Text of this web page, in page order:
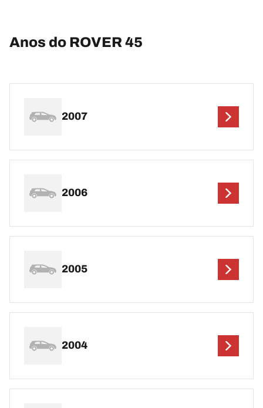
Anos do ROVER 45
2007
2006
2005
2004